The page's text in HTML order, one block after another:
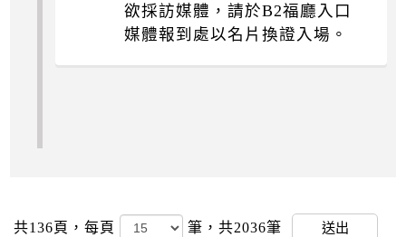
欲採訪媒體，請於B2福廳入口
媒體報到處以名片換證入場。
共136頁， 每頁 筆，共2036筆 送出